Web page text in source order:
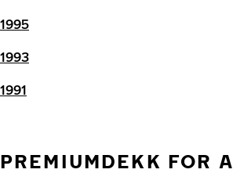
1995
1993
1991
PREMIUMDEKK FOR